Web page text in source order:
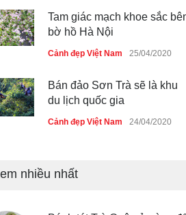
Bán đảo Sơn Trà sẽ là khu
du lịch quốc gia
Cảnh đẹp Việt Nam
Những món ăn đồng quê dân
dã ở Sài Gòn
giáo tại Đầm Sen